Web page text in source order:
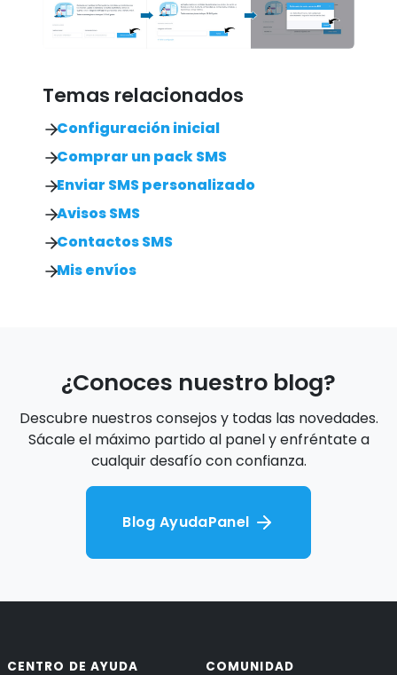
Temas relacionados
Configuración inicial
Comprar un pack SMS
Enviar SMS personalizado
Avisos SMS
Contactos SMS
Mis envíos
¿Conoces nuestro blog?
Descubre nuestros consejos y todas las novedades.
Sácale el máximo partido al panel y enfréntate a
cualquir desafío con confianza.
Blog AyudaPanel
CENTRO DE AYUDA COMUNIDAD